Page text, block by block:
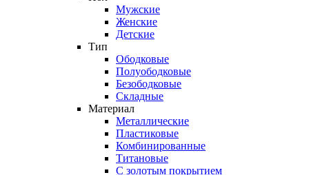
Мужские
Женские
Детские
Тип
Ободковые
Полуободковые
Безободковые
Складные
Материал
Металлические
Пластиковые
Комбинированные
Титановые
С золотым покрытием